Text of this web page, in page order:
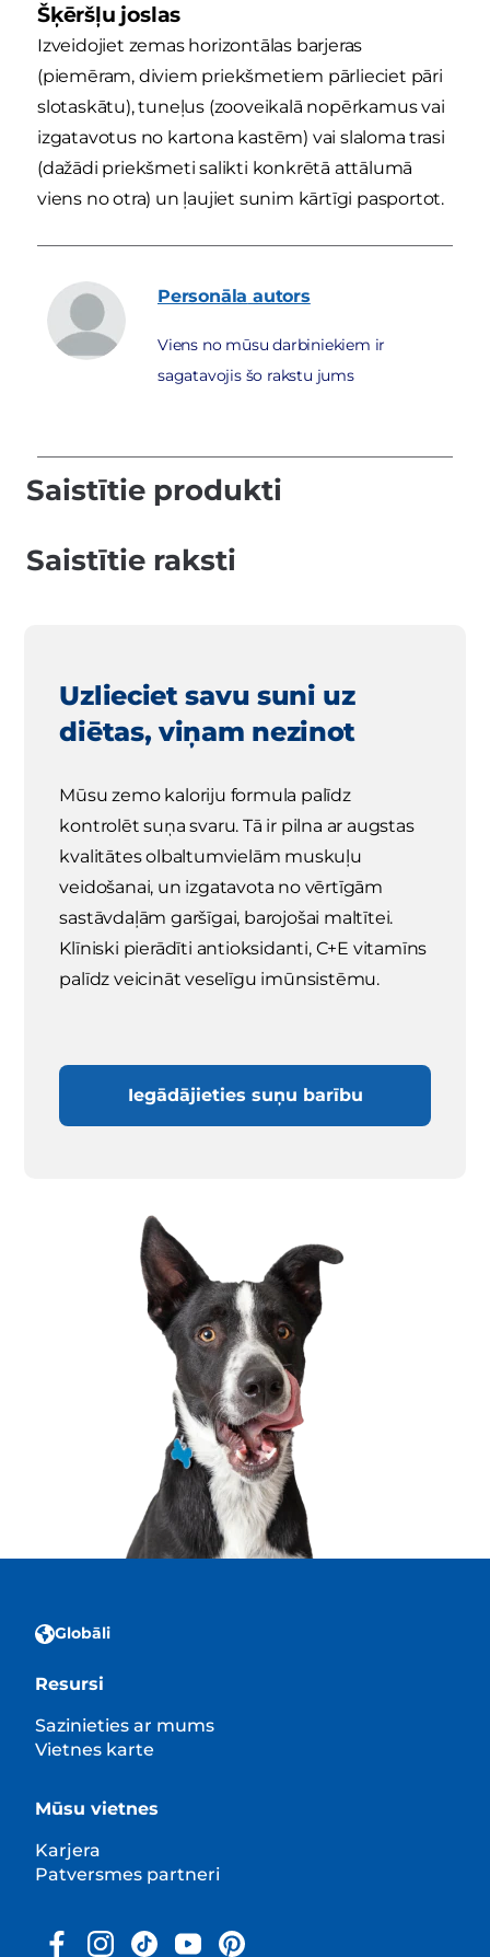
Šķēršļu joslas
Izveidojiet zemas horizontālas barjeras
(piemēram, diviem priekšmetiem pārlieciet pāri
slotaskātu), tuneļus (zooveikalā nopērkamus vai
izgatavotus no kartona kastēm) vai slaloma trasi
(dažādi priekšmeti salikti konkrētā attālumā
viens no otra) un ļaujiet sunim kārtīgi pasportot.
Personāla autors
Viens no mūsu darbiniekiem ir
sagatavojis šo rakstu jums
Saistītie produkti
Saistītie raksti
Uzlieciet savu suni uz
diētas, viņam nezinot
Mūsu zemo kaloriju formula palīdz
kontrolēt suņa svaru. Tā ir pilna ar augstas
kvalitātes olbaltumvielām muskuļu
veidošanai, un izgatavota no vērtīgām
sastāvdaļām garšīgai, barojošai maltītei.
Klīniski pierādīti antioksidanti, C+E vitamīns
palīdz veicināt veselīgu imūnsistēmu.
Iegādājieties suņu barību
Globāli
Resursi
Sazinieties ar mums
Vietnes karte
Mūsu vietnes
Karjera
Patversmes partneri